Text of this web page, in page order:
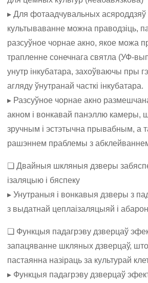
▸ Для фотаадчувальных асяроддзяў
культываванне можна праводзіць,
разсуўное чорнае акно, якое можа
трапленне сонечнага святла (УФ-
унутр інкубатара, захоўваючы пры
агляду ўнутранай часткі інкубатара.
▸ Разсуўное чорнае акно
акном і вонкавай панэллю камеры,
зручным і эстэтычна прывабным, а
рашэннем праблемы з
❏ Двайныя шкляныя дзверы
ізаляцыю і бяспеку
▸ Унутраныя і вонкавыя дзверы з
з выдатнай цеплаізаляцыяй і
❏ Функцыя падагрэву дзверцаў
запацяванне шкляных дзверцаў,
пастаянна назіраць за культурай
▸ Функцыя падагрэву дзверцаў